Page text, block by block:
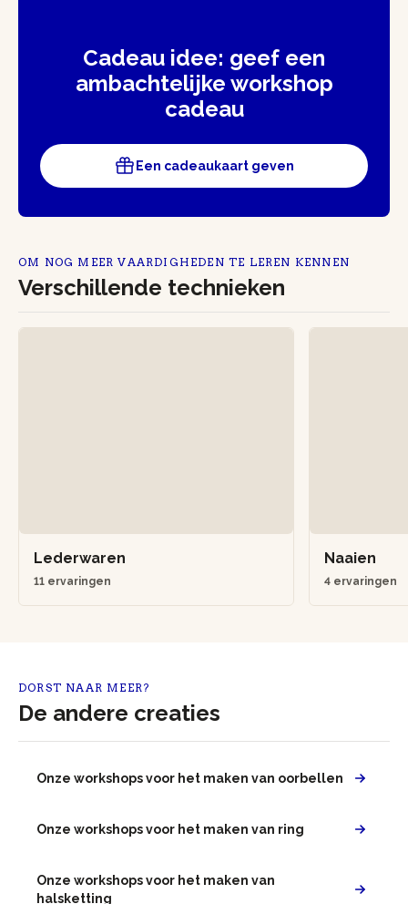
Cadeau idee: geef een
ambachtelijke workshop
cadeau
Een cadeaukaart geven
OM NOG MEER VAARDIGHEDEN TE LEREN KENNEN
Verschillende technieken
Lederwaren
11 ervaringen
Naaien
4 ervaringen
DORST NAAR MEER?
De andere creaties
Onze workshops voor het maken van oorbellen
Onze workshops voor het maken van ring
Onze workshops voor het maken van
halsketting